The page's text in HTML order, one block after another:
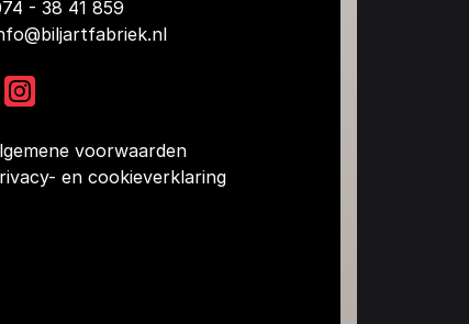
- 38 41 859
voorwaarden
en cookieverklaring